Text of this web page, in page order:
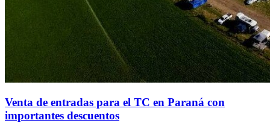
Venta de entradas para el TC en Paraná con
importantes descuentos